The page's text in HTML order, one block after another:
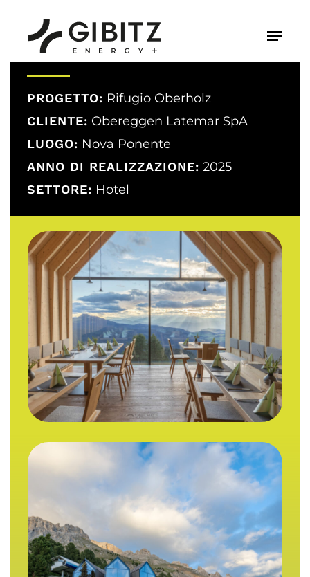
Menu
PROGETTO: Rifugio Oberholz
CLIENTE: Obereggen Latemar SpA
LUOGO: Nova Ponente
ANNO DI REALIZZAZIONE: 2025
SETTORE: Hotel